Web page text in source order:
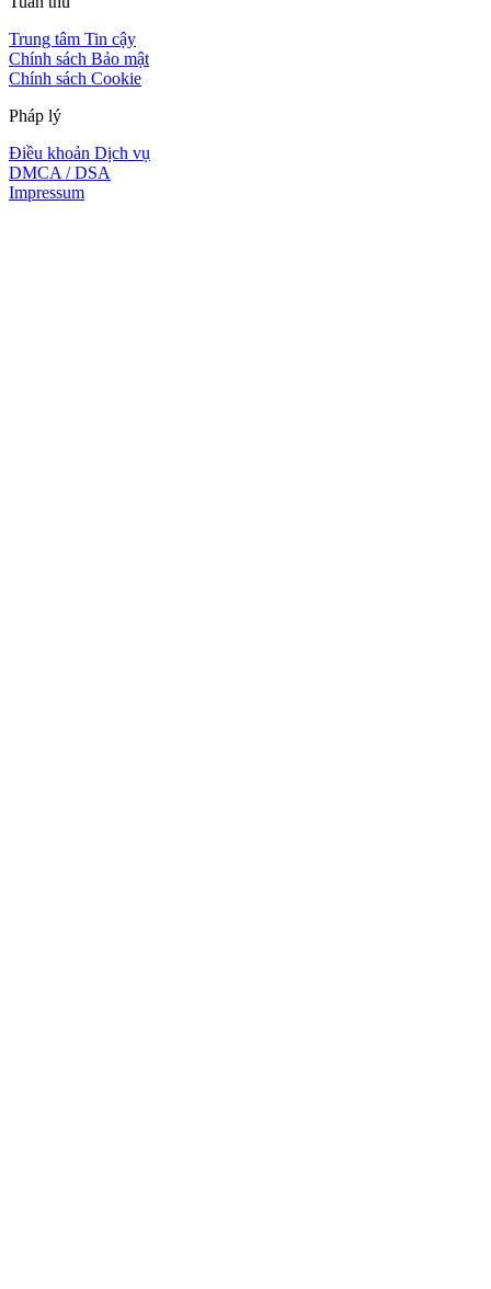
Trung tâm Tin cậy
Chính sách Bảo mật
Chính sách Cookie
Pháp lý
Điều khoản Dịch vụ
DMCA / DSA
Impressum